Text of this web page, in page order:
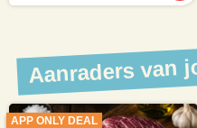
Aanraders van
APP ONLY DEAL